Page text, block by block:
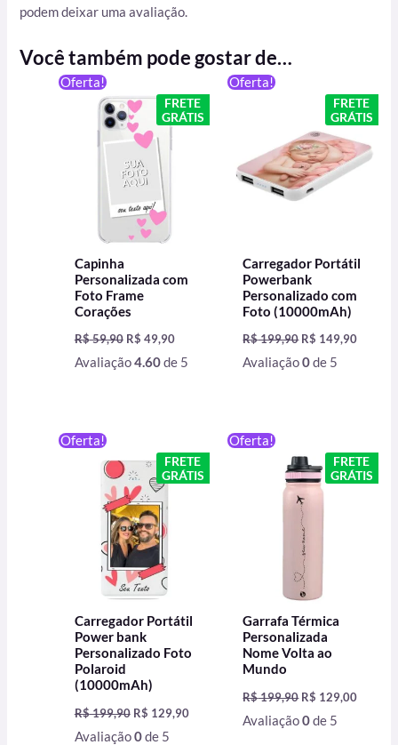
podem deixar uma avaliação.
Você também pode gostar de…
Oferta!
FRETE
GRÁTIS
Capinha
Personalizada com
Foto Frame
Corações
R$59,90
original
era:
R$ 59,90.
R$ 49,90
preço
atual
é:
Avaliação4.60de 5
Oferta!
FRETE
GRÁTIS
Carregador Portátil
Powerbank
Personalizado com
Foto (10000mAh)
R$199,90
preço
original
R$ 199,90.
R$ 149,90
preço
atual
é:
Avaliação0de 5
Oferta!
FRETE
GRÁTIS
Carregador Portátil
Power bank
Personalizado Foto
Polaroid
(10000mAh)
R$199,90
preço
original
era:
R$ 199,90.
R$ 129,90
preço
atual
é:
Avaliação0de 5
Oferta!
FRETE
GRÁTIS
Garrafa Térmica
Personalizada
Nome Volta ao
Mundo
R$199,90
preço
original
era:
R$ 199,90.
R$ 129,00
preço
atual
é:
Avaliação0de 5